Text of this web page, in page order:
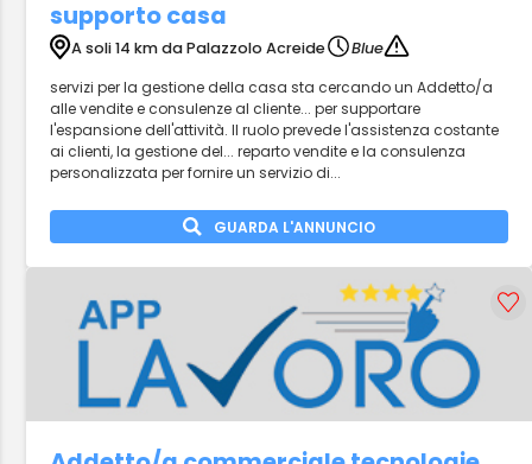
supporto casa
A soli 14 km da Palazzolo Acreide
Blue
servizi per la gestione della casa sta cercando un Addetto/a
alle vendite e consulenze al cliente... per supportare
l'espansione dell'attività. Il ruolo prevede l'assistenza costante
ai clienti, la gestione del... reparto vendite e la consulenza
personalizzata per fornire un servizio di...
GUARDA L'ANNUNCIO